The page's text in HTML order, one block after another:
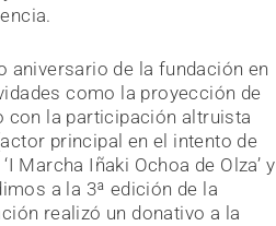
aniversario de la fundación en
como la proyección de
con la participación altruista
principal en el intento de
I Marcha Iñaki Ochoa de Olza’ y
a la 3ª edición de la
realizó un donativo a la